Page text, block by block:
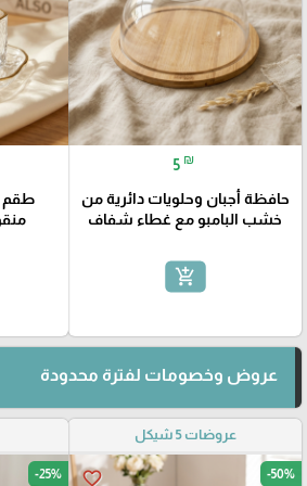
5 ₪
حافظة أجبان وحلويات دائرية من
خشب البامبو مع غطاء شفاف
add_shopping_cart
طقم
عروض وخصومات لفترة محدودة
عروضات 5 شيكل
favorite_border -50%
-25%